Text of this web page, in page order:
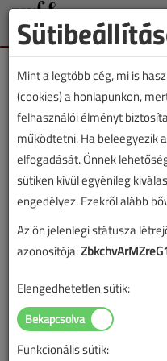
Realitás vagy
Mint a legtöbb cég, mi is
(cookies) a honlapunkon,
felhasználói élményt
működtetni. Ha beleegyezik
elfogadását. Önnek
sütiken kívül egyénileg
engedélyez. Ezekről alább
Az ön jelenlegi státusza
azonosítója:
Elengedhetetlen sütik:
Funkcionális sütik: